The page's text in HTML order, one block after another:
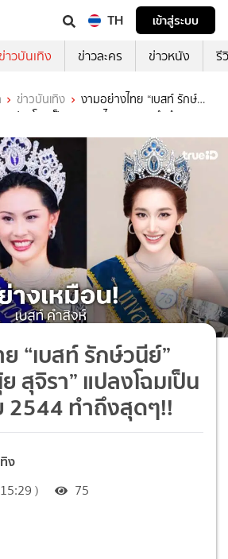
TH
เข้าสู่ระบบ
ข่าวบันเทิง ข่าวละคร ข่าวหนัง รี
ข่าวบันเทิง
งามอย่างไทย “เบสท์ รักษ์
แปลงโฉมเป็นนางสาวไทย 2544 ทำถึงสุดๆ!!
“เบสท์ รักษ์วนีย์”
สุจิรา” แปลงโฉมเป็น
2544 ทำถึงสุดๆ!!
ง
) 75